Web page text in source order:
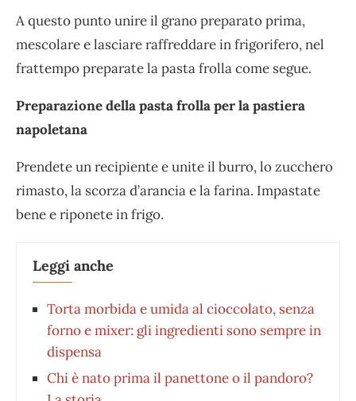
A questo punto unire il grano preparato prima,
mescolare e lasciare raffreddare in frigorifero, nel
frattempo preparate la pasta frolla come segue.
Preparazione della pasta frolla per la pastiera
napoletana
Prendete un recipiente e unite il burro, lo zucchero
rimasto, la scorza d’arancia e la farina. Impastate
bene e riponete in frigo.
Leggi anche
Torta morbida e umida al cioccolato, senza
forno e mixer: gli ingredienti sono sempre in
dispensa
Chi è nato prima il panettone o il pandoro?